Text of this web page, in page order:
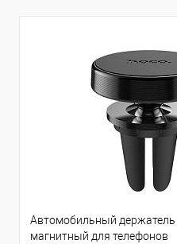
Автомобильный держатель
магнитный для телефонов